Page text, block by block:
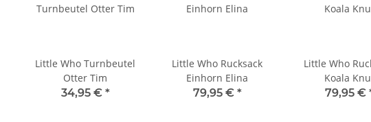
Little Who Turnbeutel
Otter Tim
34,95 € *
Little Who Rucksack
Einhorn Elina
79,95 € *
Little Who
Koala
79,95 €